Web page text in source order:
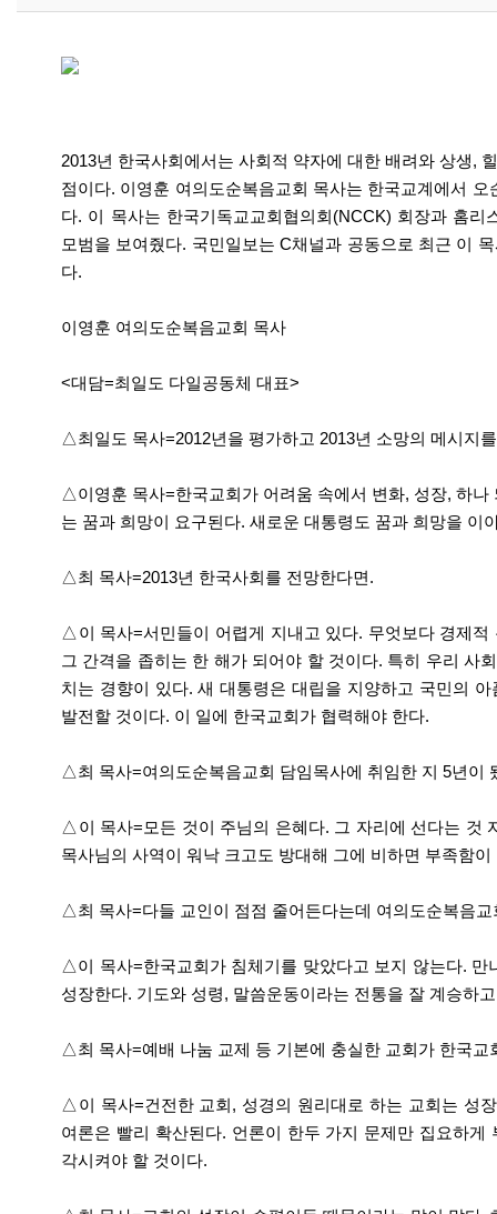
2013년 한국사회에서는 사회적 약자에 대한 배려와 상생,
점이다. 이영훈 여의도순복음교회 목사는 한국교계에서
다. 이 목사는 한국기독교교회협의회(NCCK) 회장과 홈
모범을 보여줬다. 국민일보는 C채널과 공동으로 최근 이
다.
이영훈 여의도순복음교회 목사
<대담=최일도 다일공동체 대표>
△최일도 목사=2012년을 평가하고 2013년 소망의 메시지
△이영훈 목사=한국교회가 어려움 속에서 변화, 성장, 하
는 꿈과 희망이 요구된다. 새로운 대통령도 꿈과 희망을
△최 목사=2013년 한국사회를 전망한다면.
△이 목사=서민들이 어렵게 지내고 있다. 무엇보다 경제
그 간격을 좁히는 한 해가 되어야 할 것이다. 특히 우리 사
치는 경향이 있다. 새 대통령은 대립을 지양하고 국민의
발전할 것이다. 이 일에 한국교회가 협력해야 한다.
△최 목사=여의도순복음교회 담임목사에 취임한 지 5년이
△이 목사=모든 것이 주님의 은혜다. 그 자리에 선다는 것
목사님의 사역이 워낙 크고도 방대해 그에 비하면 부족함
△최 목사=다들 교인이 점점 줄어든다는데 여의도순복음교
△이 목사=한국교회가 침체기를 맞았다고 보지 않는다.
성장한다. 기도와 성령, 말씀운동이라는 전통을 잘 계승하
△최 목사=예배 나눔 교제 등 기본에 충실한 교회가 한국교
△이 목사=건전한 교회, 성경의 원리대로 하는 교회는 성
여론은 빨리 확산된다. 언론이 한두 가지 문제만 집요하
각시켜야 할 것이다.